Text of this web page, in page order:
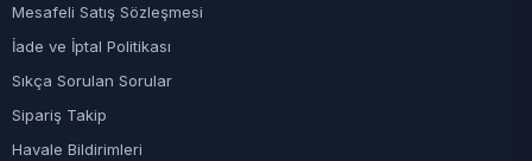
Mesafeli Satış Sözleşmesi
İade ve İptal Politikası
Sıkça Sorulan Sorular
Sipariş Takip
Havale Bildirimleri